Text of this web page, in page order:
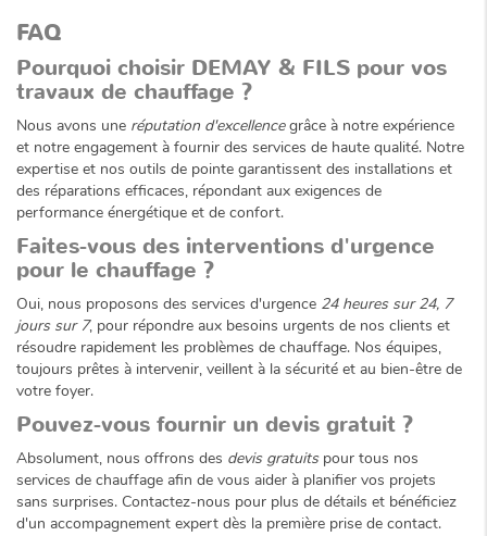
FAQ
Pourquoi choisir DEMAY & FILS pour vos
travaux de chauffage ?
Nous avons une réputation d'excellencegrâce à notre expérience
et notre engagement à fournir des services de haute qualité. Notre
expertise et nos outils de pointe garantissent des installations et
des réparations efficaces, répondant aux exigences de
performance énergétique et de confort.
Faites-vous des interventions d'urgence
pour le chauffage ?
Oui, nous proposons des services d'urgence 24 heures sur 24, 7
jours sur 7, pour répondre aux besoins urgents de nos clients et
résoudre rapidement les problèmes de chauffage. Nos équipes,
toujours prêtes à intervenir, veillent à la sécurité et au bien-être de
votre foyer.
Pouvez-vous fournir un devis gratuit ?
Absolument, nous offrons des devis gratuitspour tous nos
services de chauffage afin de vous aider à planifier vos projets
sans surprises. Contactez-nous pour plus de détails et bénéficiez
d'un accompagnement expert dès la première prise de contact.